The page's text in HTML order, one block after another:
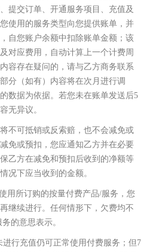
提交订单、开通服务项目、充值及
使用的服务类型向您提供账单，并
自您账户余额中扣除账单金额；该
对应费用，自动计算上一个计费周
容存在疑问的，请与乙方商务联系
分（如有）内容将在次月进行调
数据为依据。若您未在账单发送后5
无异议。
不可抵销或反索赔，也不会减免或
免或预扣，您应通知乙方并在必要
乙方在减免和预扣后收到的净额等
况下应当收到的金额。
用所订购的按量付费产品/服务，您
继续进行。任何情形下，欠费均不
的意思表示。
行充值仍可正常使用付费服务；但7